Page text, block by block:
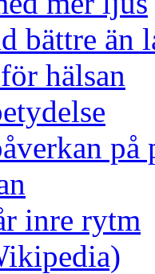
bättre än
hälsan
på
inre rytm